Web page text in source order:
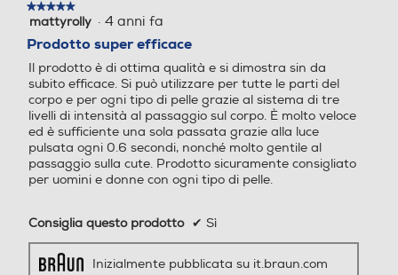
re o danneggiare la pelle. •
Macchie di colore marrone
scuro o nero come lentiggin
i, voglie, nei o verruche nella
zona da trattare. • Tatuag
gi o trucco permanente nell
a zona da trattare. • Barb
a/peli del viso maschili. NO
N guardare direttamente n
el filtro di vetro o tentare di
attivare l’apparecchio rivolt
tire la sicurezza degli occhi,
e quella degli individui nelle
vicinanze, l’apparecchio si a
★★★★★
★★★★★
5
stelle.
mattyrolly · 4 anni fa
Prodotto super efficace
Il prodotto è di ottima qualità e si dimostra sin da
subito efficace. Si può utilizzare per tutte le parti del
corpo e per ogni tipo di pelle grazie al sistema di tre
livelli di intensità al passaggio sul corpo. È molto veloce
ed è sufficiente una sola passata grazie alla luce
pulsata ogni 0.6 secondi, nonché molto gentile al
passaggio sulla cute. Prodotto sicuramente consigliato
per uomini e donne con ogni tipo di pelle.
Consiglia questo prodotto ✔ Sì
Inizialmente pubblicata su it.braun.com